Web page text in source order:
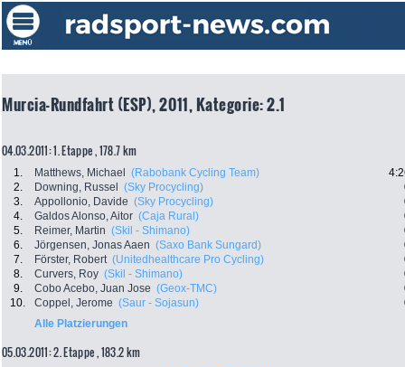
Murcia-Rundfahrt (ESP), 2011, Kategorie: 2.1
04.03.2011: 1. Etappe , 178.7 km
1. Matthews, Michael (Rabobank Cycling Team)
2.
Downing, Russel (Sky Procycling)
3.
Appollonio, Davide (Sky Procycling)
4.
Galdos Alonso, Aitor (Caja Rural)
5.
Reimer, Martin (Skil - Shimano)
6.
Jörgensen, Jonas Aaen (Saxo Bank Sungard)
7.
Förster, Robert (Unitedhealthcare Pro Cycling)
8.
Curvers, Roy (Skil - Shimano)
9.
Cobo Acebo, Juan Jose (Geox-TMC)
10.
Coppel, Jerome (Saur - Sojasun)
Alle Platzierungen
05.03.2011: 2. Etappe , 183.2 km